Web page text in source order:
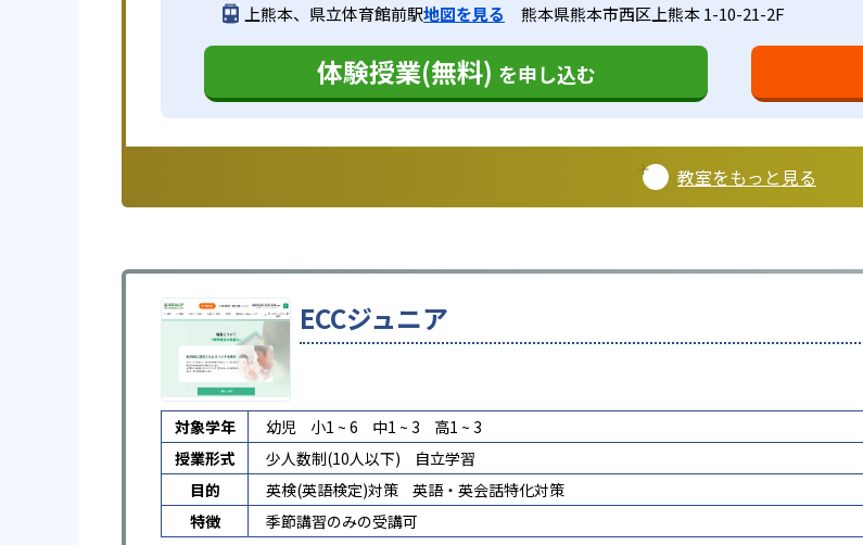
上熊本、県立体育館前駅地図を見る 熊本県熊本市西区上熊本 1-10-21-2F
体験授業(無料) を申し込む
教室をもっと見る
ECCジュニア
対象学年 幼児 小1 ~ 6 中1 ~ 3
高1 ~ 3
授業形式
少人数制(10人以下)
自立学習
目的
英検(英語検定)対策
英語・英会話特化対策
特徴
季節講習のみの受講可